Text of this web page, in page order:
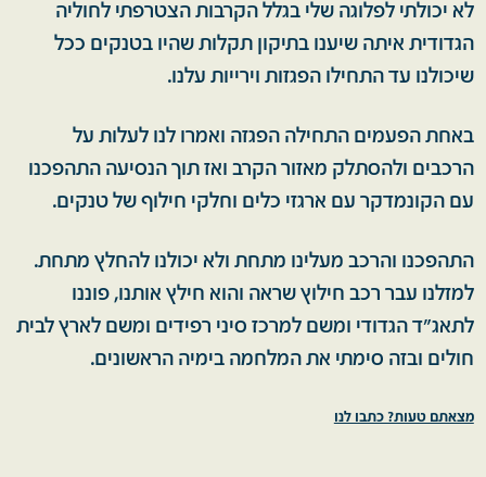
לא יכולתי לפלוגה שלי בגלל הקרבות הצטרפתי לחוליה
הגדודית איתה שיענו בתיקון תקלות שהיו בטנקים ככל
שיכולנו עד התחילו הפגזות וירייות עלנו.
באחת הפעמים התחילה הפגזה ואמרו לנו לעלות על
הרכבים ולהסתלק מאזור הקרב ואז תוך הנסיעה התהפכנו
עם הקונמדקר עם ארגזי כלים וחלקי חילוף של טנקים.
התהפכנו והרכב מעלינו מתחת ולא יכולנו להחלץ מתחת.
למזלנו עבר רכב חילוץ שראה והוא חילץ אותנו, פוננו
לתאג"ד הגדודי ומשם למרכז סיני רפידים ומשם לארץ לבית
חולים ובזה סימתי את המלחמה בימיה הראשונים.
מצאתם טעות? כתבו לנו